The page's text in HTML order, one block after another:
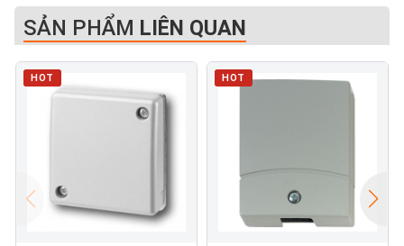
SẢN PHẨM LIÊN QUAN
HOT HOT